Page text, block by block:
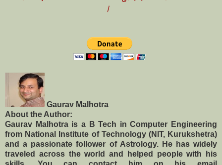
।
Gaurav Malhotra
About the Author:
Gaurav Malhotra is a B Tech in Computer Engineering
from National Institute of Technology (NIT, Kurukshetra)
and a passionate follower of Astrology. He has widely
traveled across the world and helped people with his